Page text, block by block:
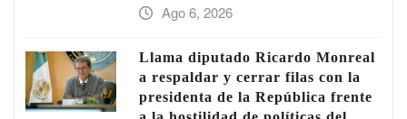
Ago 6, 2026
Llama diputado Ricardo Monreal
a respaldar y cerrar filas con la
presidenta de la República frente